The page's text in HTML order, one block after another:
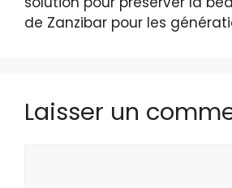
de Zanzibar pour les
Laisser un